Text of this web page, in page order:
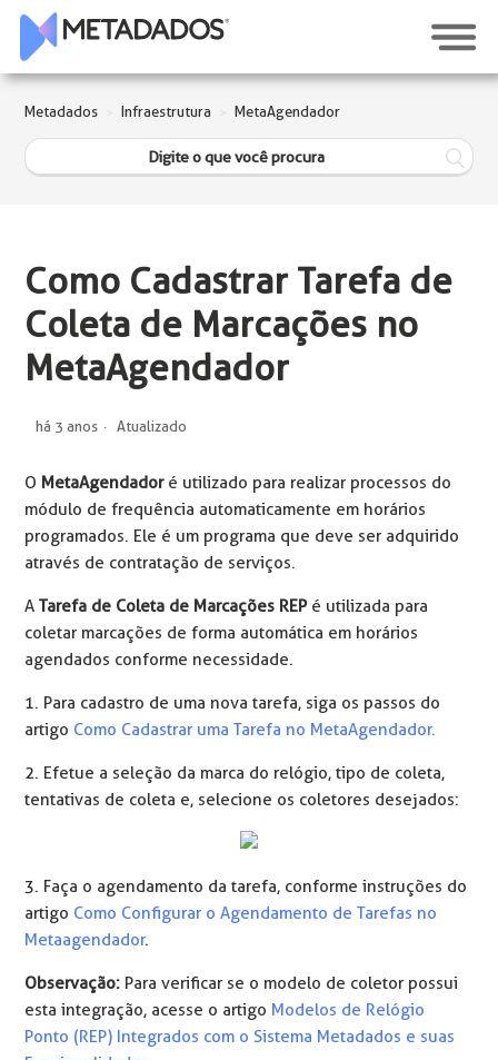
Metadados Infraestrutura MetaAgendador
Como Cadastrar Tarefa de
Coleta de Marcações no
MetaAgendador
há 3 anos Atualizado
O MetaAgendadoré utilizado para realizar processos do
módulo de frequência automaticamente em horários
programados. Ele é um programa que deve ser adquirido
através de contratação de serviços.
A Tarefa de Coleta de Marcações REP é utilizada para
coletar marcações de forma automática em horários
agendados conforme necessidade.
1. Para cadastro de uma nova tarefa, siga os passos do
artigo Como Cadastrar uma Tarefa no MetaAgendador.
2. Efetue a seleção da marca do relógio, tipo de coleta,
tentativas de coleta e, selecione os coletores desejados:
3. Faça o agendamento da tarefa, conforme instruções do
artigo Como Configurar o Agendamento de Tarefas no
Metaagendador.
Observação: Para verificar se o modelo de coletor possui
esta integração, acesse o artigo Modelos de Relógio
Ponto (REP) Integrados com o Sistema Metadados e suas